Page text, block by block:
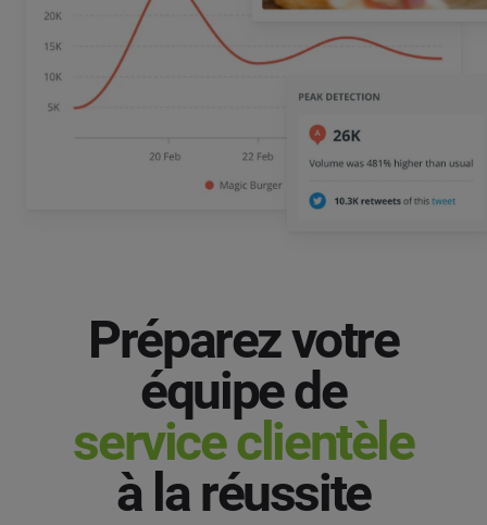
Préparez votre
équipe de
service clientèle
à la réussite